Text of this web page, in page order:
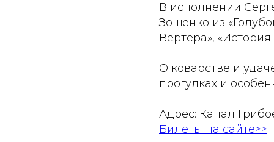
В исполнении
Зощенко из
Вертера»,
О коварстве и
прогулках и
Адрес: Канал
Билеты на сайте>>